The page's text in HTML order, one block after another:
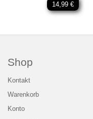
14,99 €
Shop
Kontakt
Warenkorb
Konto